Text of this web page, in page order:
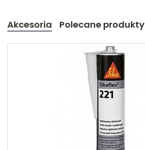
Akcesoria Polecane produkty